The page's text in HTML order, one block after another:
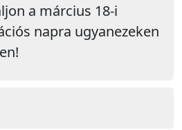
a március 18-i
napra ugyanezeken